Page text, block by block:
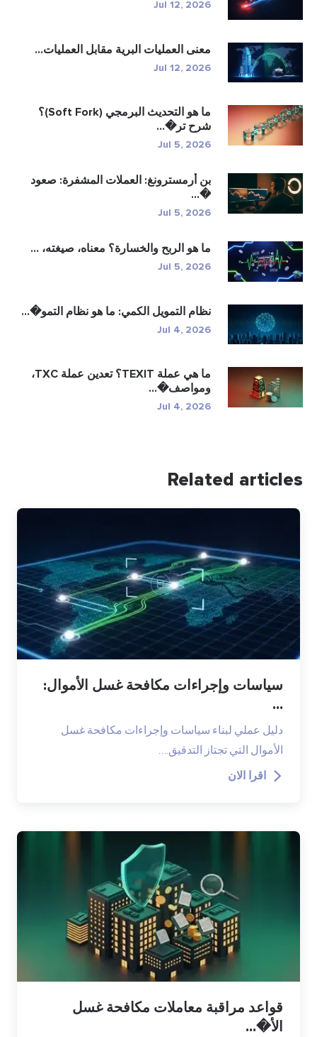
Jul 12, 2026
معنى العمليات البرية مقابل العمليات...
Jul 12, 2026
ما هو التحديث البرمجي (Soft Fork)؟
شرح تر�...
Jul 5, 2026
بن أرمسترونغ: العملات المشفرة: صعود
�...
Jul 5, 2026
ما هو الربح والخسارة؟ معناه، صيغته، ...
Jul 5, 2026
نظام التمويل الكمي: ما هو نظام التمو�...
Jul 4, 2026
ما هي عملة TEXIT؟ تعدين عملة TXC،
ومواصف�...
Jul 4, 2026
Related articles
سياسات وإجراءات مكافحة غسل الأموال:
...
دليل عملي لبناء سياسات وإجراءات مكافحة غسل
الأموال التي تجتاز التدقيق.…
اقرا الان
قواعد مراقبة معاملات مكافحة غسل
الأ�...